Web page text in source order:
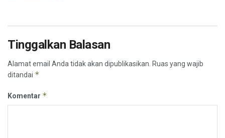
Tinggalkan Balasan
Alamat email Anda tidak akan dipublikasikan. Ruas yang wajib
ditandai *
Komentar *